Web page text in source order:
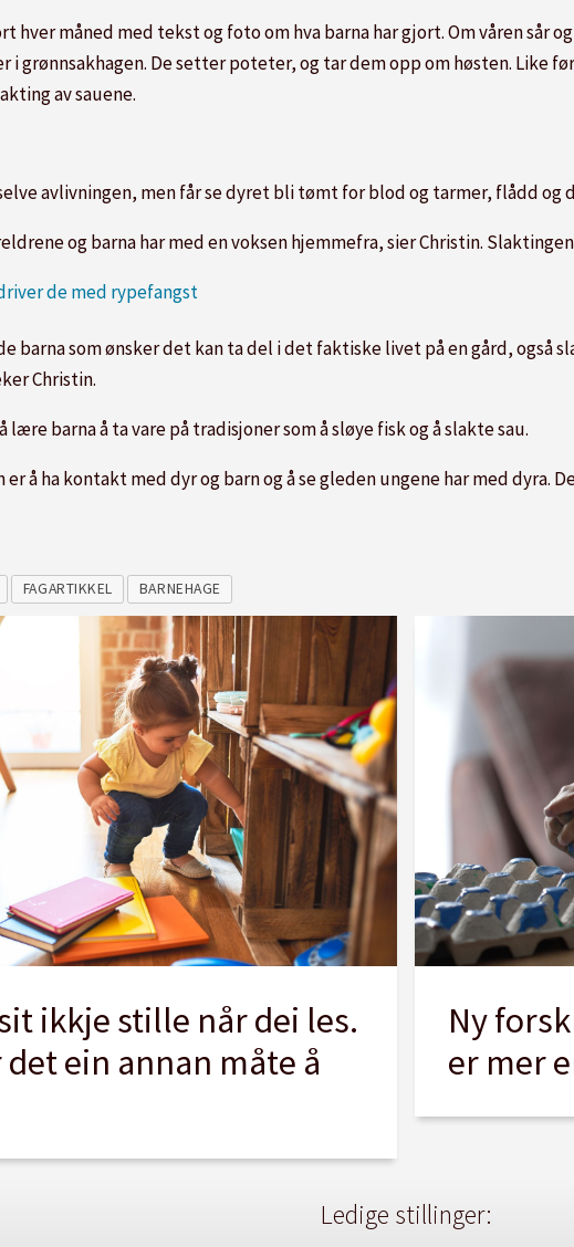
hver måned med tekst og foto om hva barna har gjort. Om våren sår
i grønnsakhagen. De setter poteter, og tar dem opp om høsten. Like
av sauene.
avlivningen, men får se dyret bli tømt for blod og tarmer, flådd
og barna har med en voksen hjemmefra, sier Christin.
de med rypefangst
barna som ønsker det kan ta del i det faktiske livet på en gård, også
Christin.
barna å ta vare på tradisjoner som å sløye fisk og å slakte sau.
å ha kontakt med dyr og barn og å se gleden ungene har med dyra.
FAGARTIKKEL BARNEHAGE
ikkje stille når dei les.
det ein annan måte å
Ny
er mer
Ledige stillinger: